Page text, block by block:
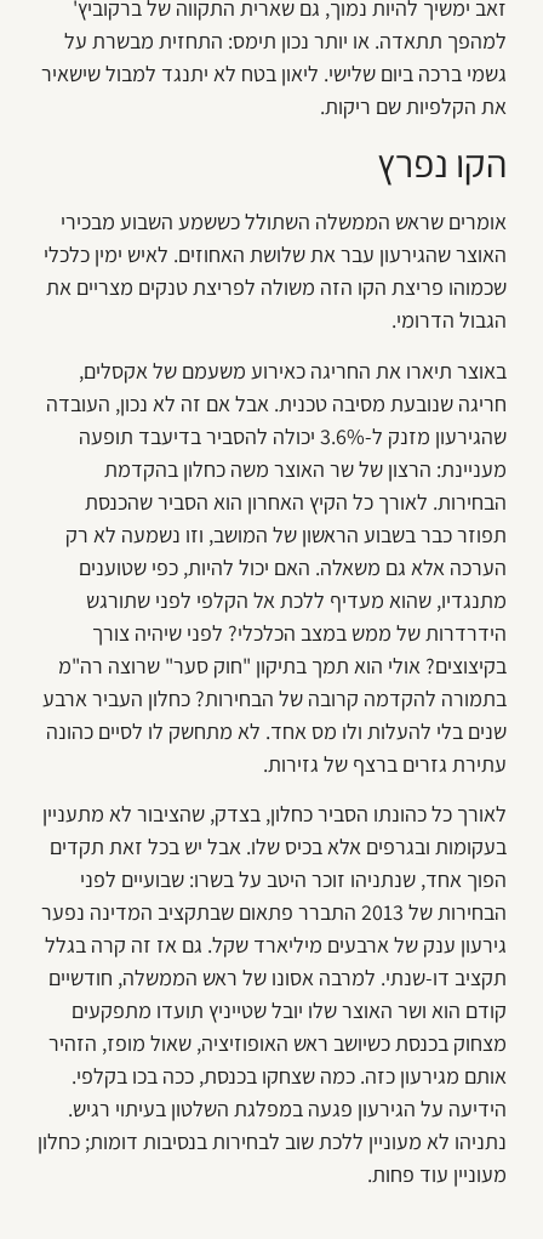
זאב ימשיך להיות נמוך, גם שארית התקווה של ברקוביץ'
למהפך תתאדה. או יותר נכון תימס: התחזית מבשרת על
גשמי ברכה ביום שלישי. ליאון בטח לא יתנגד למבול שישאיר
את הקלפיות שם ריקות.
הקו נפרץ
אומרים שראש הממשלה השתולל כששמע השבוע מבכירי
האוצר שהגירעון עבר את שלושת האחוזים. לאיש ימין כלכלי
שכמוהו פריצת הקו הזה משולה לפריצת טנקים מצריים את
הגבול הדרומי.
באוצר תיארו את החריגה כאירוע משעמם של אקסלים,
חריגה שנובעת מסיבה טכנית. אבל אם זה לא נכון, העובדה
שהגירעון מזנק ל-3.6% יכולה להסביר בדיעבד תופעה
מעניינת: הרצון של שר האוצר משה כחלון בהקדמת
הבחירות. לאורך כל הקיץ האחרון הוא הסביר שהכנסת
תפוזר כבר בשבוע הראשון של המושב, וזו נשמעה לא רק
הערכה אלא גם משאלה. האם יכול להיות, כפי שטוענים
מתנגדיו, שהוא מעדיף ללכת אל הקלפי לפני שתורגש
הידרדרות של ממש במצב הכלכלי? לפני שיהיה צורך
בקיצוצים? אולי הוא תמך בתיקון "חוק סער" שרוצה רה"מ
בתמורה להקדמה קרובה של הבחירות? כחלון העביר ארבע
שנים בלי להעלות ולו מס אחד. לא מתחשק לו לסיים כהונה
עתירת גזרים ברצף של גזירות.
לאורך כל כהונתו הסביר כחלון, בצדק, שהציבור לא מתעניין
בעקומות ובגרפים אלא בכיס שלו. אבל יש בכל זאת תקדים
הפוך אחד, שנתניהו זוכר היטב על בשרו: שבועיים לפני
הבחירות של 2013 התברר פתאום שבתקציב המדינה נפער
גירעון ענק של ארבעים מיליארד שקל. גם אז זה קרה בגלל
תקציב דו-שנתי. למרבה אסונו של ראש הממשלה, חודשיים
קודם הוא ושר האוצר שלו יובל שטייניץ תועדו מתפקעים
מצחוק בכנסת כשיושב ראש האופוזיציה, שאול מופז, הזהיר
אותם מגירעון כזה. כמה שצחקו בכנסת, ככה בכו בקלפי.
הידיעה על הגירעון פגעה במפלגת השלטון בעיתוי רגיש.
נתניהו לא מעוניין ללכת שוב לבחירות בנסיבות דומות; כחלון
מעוניין עוד פחות.